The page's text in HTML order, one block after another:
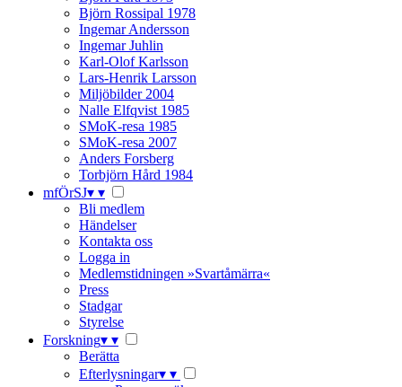
Björn Rossipal 1978
Ingemar Andersson
Ingemar Juhlin
Karl-Olof Karlsson
Lars-Henrik Larsson
Miljöbilder 2004
Nalle Elfqvist 1985
SMoK-resa 1985
SMoK-resa 2007
Anders Forsberg
Torbjörn Hård 1984
mfÖrSJ▾ ▾
Bli medlem
Händelser
Kontakta oss
Logga in
Medlemstidningen »Svartåmärra«
Press
Stadgar
Styrelse
Forskning▾ ▾
Berätta
Efterlysningar▾ ▾